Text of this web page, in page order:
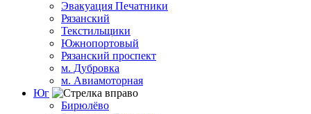
Эвакуация Печатники
Рязанский
Текстильщики
Южнопортовый
Рязанский проспект
м. Дубровка
м. Авиамоторная
Юг
Бирюлёво